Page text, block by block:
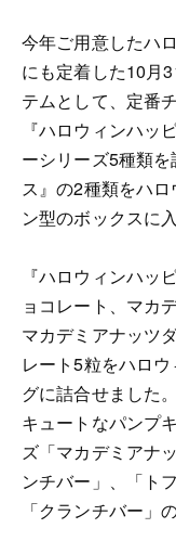
今年ご用意したハ
にも定着した10月
テムとして、定番
『ハロウィンハッ
ーシリーズ5種類
ス』の2種類をハ
ン型のボックスに
『ハロウィンハッ
ョコレート、マカ
マカデミアナッツ
レート5粒をハロ
グに詰合せました
キュートなパンプ
ズ「マカデミアナ
ンチバー」、「ト
「クランチバー」